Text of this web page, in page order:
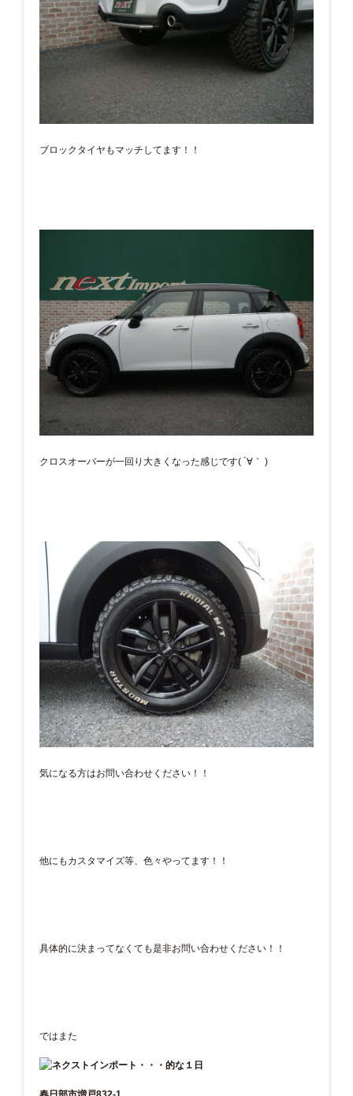
ブロックタイヤもマッチしてます！！
クロスオーバーが一回り大きくなった感じです( ´∀｀ )
気になる方はお問い合わせください！！
他にもカスタマイズ等、色々やってます！！
具体的に決まってなくても是非お問い合わせください！！
ではまた